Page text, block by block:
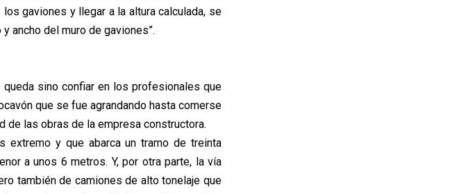
gaviones y llegar a la altura calculada, se
ancho del muro de gaviones”.
sino confiar en los profesionales que
que se fue agrandando hasta comerse
de las obras de la empresa constructora.
extremo y que abarca un tramo de treinta
a unos 6 metros. Y, por otra parte, la vía
también de camiones de alto tonelaje que